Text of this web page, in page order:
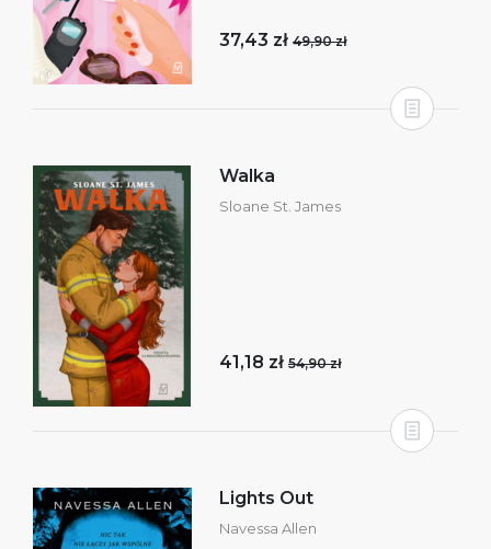
37,43 zł 49,90 zł
Walka
Sloane St. James
41,18 zł 54,90 zł
Lights Out
Navessa Allen